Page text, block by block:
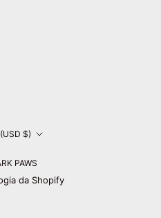
BRASIL (USD $)
PAWS
da Shopify